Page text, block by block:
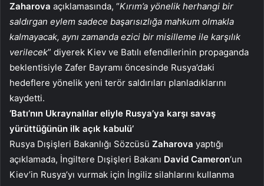
Zaharova açıklamasında, “Kırım’a yönelik herhangi bir
saldırgan eylem sadece başarısızlığa mahkum olmakla
kalmayacak, aynı zamanda ezici bir misilleme ile karşılık
verilecek” diyerek Kiev ve Batılı efendilerinin propaganda
beklentisiyle Zafer Bayramı öncesinde Rusya’daki
hedeflere yönelik yeni terör saldırıları planladıklarını
kaydetti.
‘Batı’nın Ukraynalılar eliyle Rusya’ya karşı savaş
yürüttüğünün ilk açık kabulü’
Rusya Dışişleri Bakanlığı Sözcüsü Zaharova yaptığı
açıklamada, İngiltere Dışişleri Bakanı David Cameron‘un
Kiev’in Rusya’yı vurmak için İngiliz silahlarını kullanma